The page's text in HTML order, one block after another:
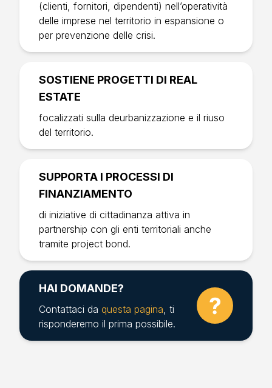
(clienti, fornitori, dipendenti) nell’operatività
delle imprese nel territorio in espansione o
per prevenzione delle crisi.
SOSTIENE PROGETTI DI REAL
ESTATE
focalizzati sulla deurbanizzazione e il riuso
del territorio.
SUPPORTA I PROCESSI DI
FINANZIAMENTO
di iniziative di cittadinanza attiva in
partnership con gli enti territoriali anche
tramite project bond.
HAI DOMANDE?
Contattaci da questa pagina, ti
risponderemo il prima possibile.